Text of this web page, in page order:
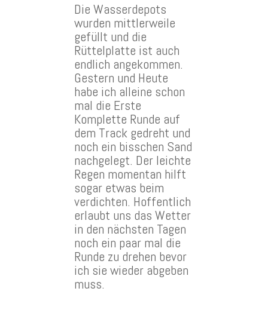
Die Wasserdepots
wurden mittlerweile
gefüllt und die
Rüttelplatte ist auch
endlich angekommen.
Gestern und Heute
habe ich alleine schon
mal die Erste
Komplette Runde auf
dem Track gedreht und
noch ein bisschen Sand
nachgelegt. Der leichte
Regen momentan hilft
sogar etwas beim
verdichten. Hoffentlich
erlaubt uns das Wetter
in den nächsten Tagen
noch ein paar mal die
Runde zu drehen bevor
ich sie wieder abgeben
muss.